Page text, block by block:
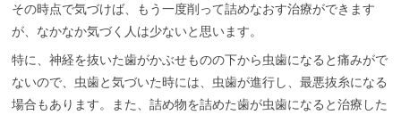
その時点で気づけば、もう一度削って詰めなおす治療ができます
が、なかなか気づく人は少ないと思います。
特に、神経を抜いた歯がかぶせものの下から虫歯になると痛みがで
ないので、虫歯と気づいた時には、虫歯が進行し、最悪抜糸になる
場合もあります。また、詰め物を詰めた歯が虫歯になると治療した